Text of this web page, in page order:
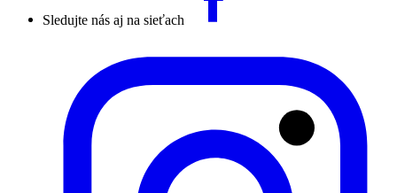
Sledujte nás aj na sieťach